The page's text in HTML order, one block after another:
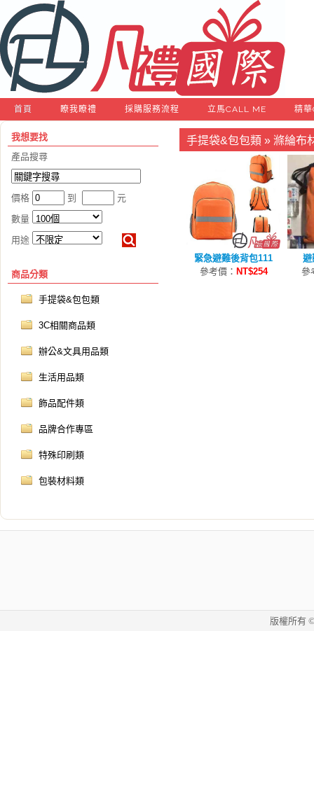
首頁 瞭我瞭禮 採購服務流程 立馬CALL ME 精
我想要找
產品搜尋
價格 到
元
數量
用途
商品分類
手提袋&包包類
3C相關商品類
辦公&文具用品類
生活用品類
飾品配件類
品牌合作專區
特殊印刷類
包裝材料類
手提袋&包包類 » 滌綸布
緊急避難後背包111
參考價： NT$254
避
參
版權所有